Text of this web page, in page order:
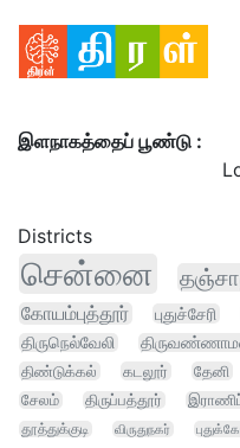
இளநாகத்தைப் பூண்டு :
Districts
சென்னை
கோயம்புத்தூர்
புதுச்சேரி
திருநெல்வேலி
திண்டுக்கல்
கடலூர் தேனி
சேலம்
திருப்பத்தூர்
தூத்துக்குடி
விருதுநகர்